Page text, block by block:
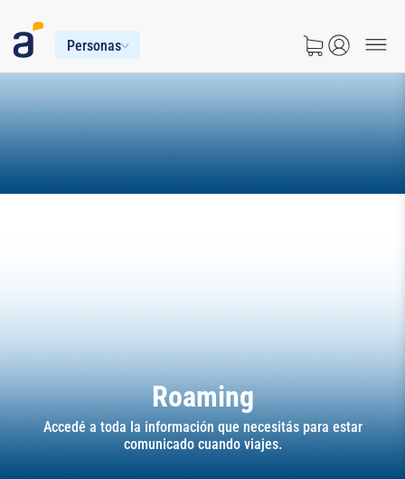
Personas
Roaming
Accedé a toda la información que necesitás para estar
comunicado cuando viajes.